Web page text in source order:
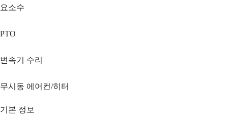
요소수
PTO
변속기 수리
무시동 에어컨/히터
기본 정보